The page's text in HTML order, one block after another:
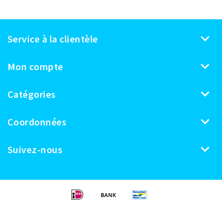
Service à la clientèle
Mon compte
Catégories
Coordonnées
Suivez-nous